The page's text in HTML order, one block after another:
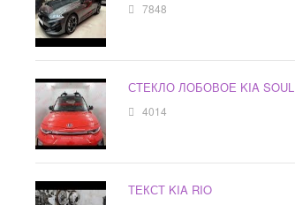
7848
СТЕКЛО ЛОБОВОЕ KIA SOUL
4014
ТЕКСТ KIA RIO